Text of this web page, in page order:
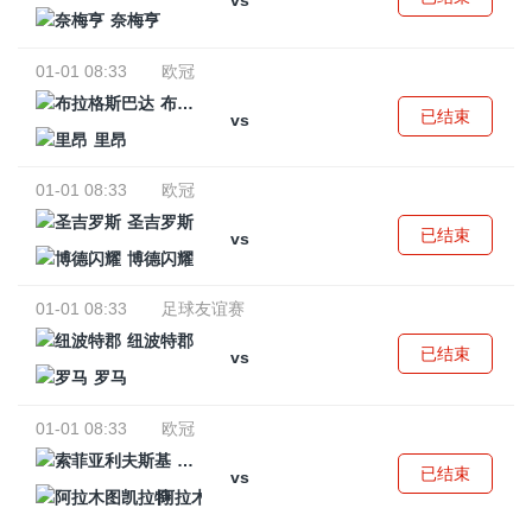
奈梅亨
01-01 08:33
欧冠
布拉格斯巴达
vs
里昂
已结束
01-01 08:33
欧冠
圣吉罗斯
vs
博德闪耀
已结束
01-01 08:33
足球友谊赛
纽波特郡
vs
罗马
已结束
01-01 08:33
欧冠
索菲亚利夫斯基
vs
阿拉木图凯拉特
已结束